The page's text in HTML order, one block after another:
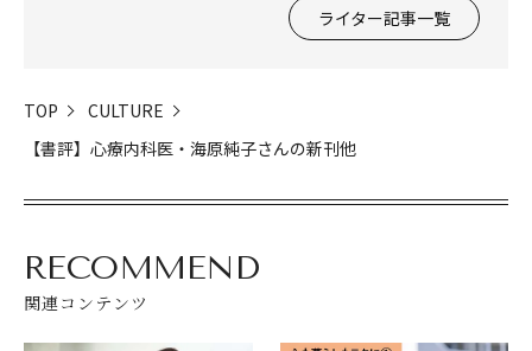
ライター記事一覧
TOP
CULTURE
【書評】心療内科医・海原純子さんの新刊他
RECOMMEND
関連コンテンツ